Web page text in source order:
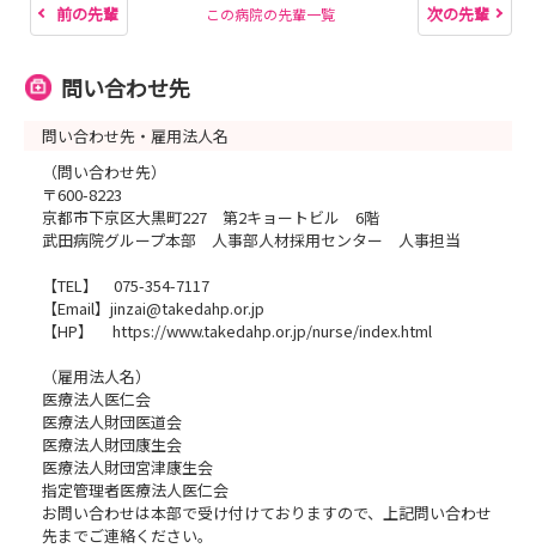
前の先輩 この病院の先輩一覧 次の先輩
問い合わせ先
問い合わせ先・雇用法人名
（問い合わせ先）
〒600-8223
京都市下京区大黒町227 第2キョートビル 6階
武田病院グループ本部 人事部人材採用センター 人事担当
【TEL】 075-354-7117
【Email】jinzai@takedahp.or.jp
【HP】 https://www.takedahp.or.jp/nurse/index.html
（雇用法人名）
医療法人医仁会
医療法人財団医道会
医療法人財団康生会
医療法人財団宮津康生会
指定管理者医療法人医仁会
お問い合わせは本部で受け付けておりますので、上記問い合わせ
先までご連絡ください。